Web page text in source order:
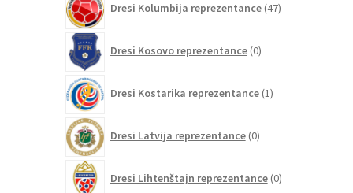
Dresi Kolumbija reprezentance 47izdelkov
Dresi Kosovo reprezentance 0izdelkov
Dresi Kostarika reprezentance 1izdelek
Dresi Latvija reprezentance 0izdelkov
Dresi Lihtenštajn reprezentance 0izdelkov